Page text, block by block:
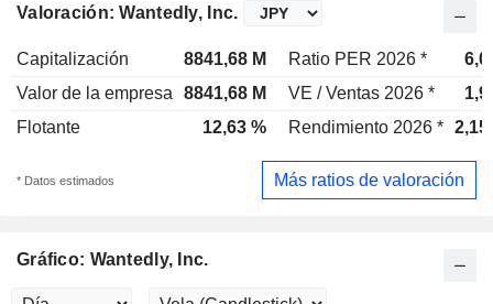
Valoración: Wantedly, Inc.
Capitalización 8841,68 M Ratio PER 2026 *
Valor de la empresa
8841,68 M VE / Ventas 2026 *
Flotante
12,63 % Rendimiento 2026 * 2,15
* Datos estimados Más ratios de valoración
Gráfico: Wantedly, Inc.